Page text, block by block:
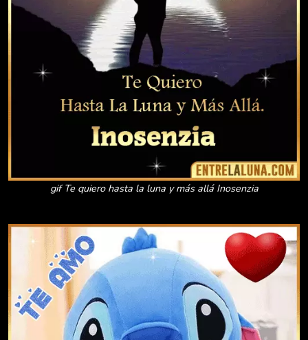
gif Te quiero hasta la luna y más allá Inosenzia